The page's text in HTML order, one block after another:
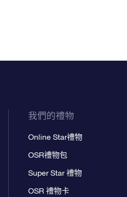
我們的禮物
Online Star禮物
OSR禮物包
Super Star 禮物
OSR 禮物卡